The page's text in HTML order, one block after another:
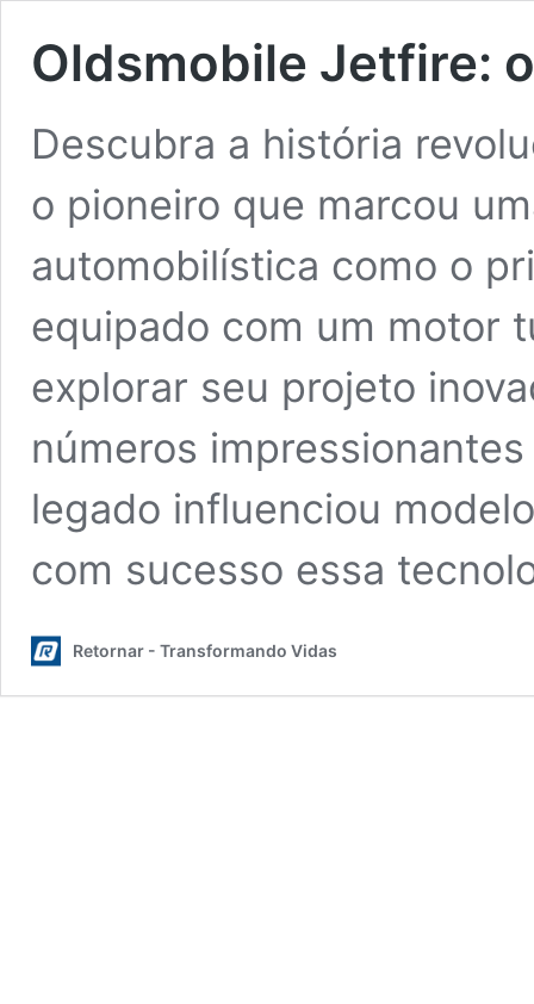
Oldsmobile Jetfire:
Descubra a história
o pioneiro que marcou
automobilística como o
equipado com um motor
explorar seu projeto
números
legado influenciou
com sucesso essa
Retornar - Transformando Vidas